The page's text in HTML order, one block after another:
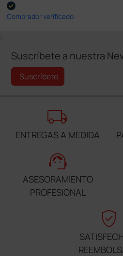
Comprador verificado
;
Suscríbete a nuestra
Suscríbete
local_shipping
ENTREGAS A MEDIDA
support_agent
ASESORAMIENTO
PROFESIONAL
verified_user